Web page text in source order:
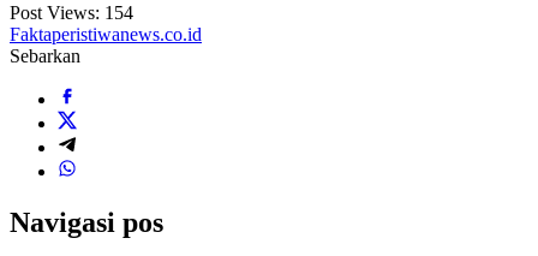
Post Views: 154
Faktaperistiwanews.co.id
Sebarkan
Navigasi pos